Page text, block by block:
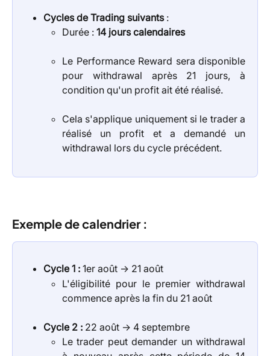
Cycles de Trading suivants:
Durée : 14 jours calendaires
Le Performance Reward sera disponible
pour withdrawal après 21 jours, à
condition qu'un profit ait été réalisé.
Cela s'applique uniquement si le trader a
réalisé un profit et a demandé un
withdrawal lors du cycle précédent.
Exemple de calendrier :
Cycle 1 : 1er août → 21 août
L'éligibilité pour le premier withdrawal
commence après la fin du 21 août
Cycle 2 : 22 août → 4 septembre
Le trader peut demander un withdrawal